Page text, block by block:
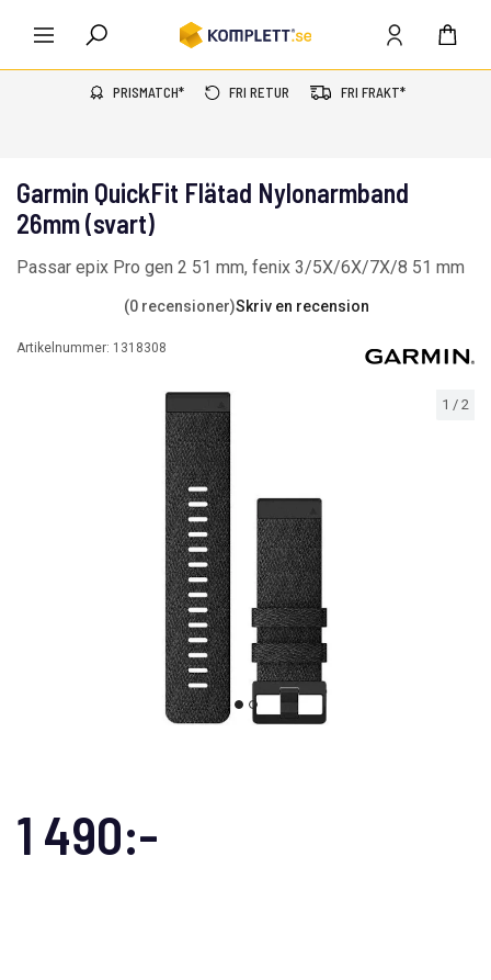
PRISMATCH* FRI RETUR FRI FRAKT*
1 / 2
Garmin QuickFit Flätad Nylonarmband
26mm (svart)
Passar epix Pro gen 2 51 mm, fenix 3/5X/6X/7X/8 51 mm
(0 recensioner)Skriv en recension
Artikelnummer: 1318308
1 490:-